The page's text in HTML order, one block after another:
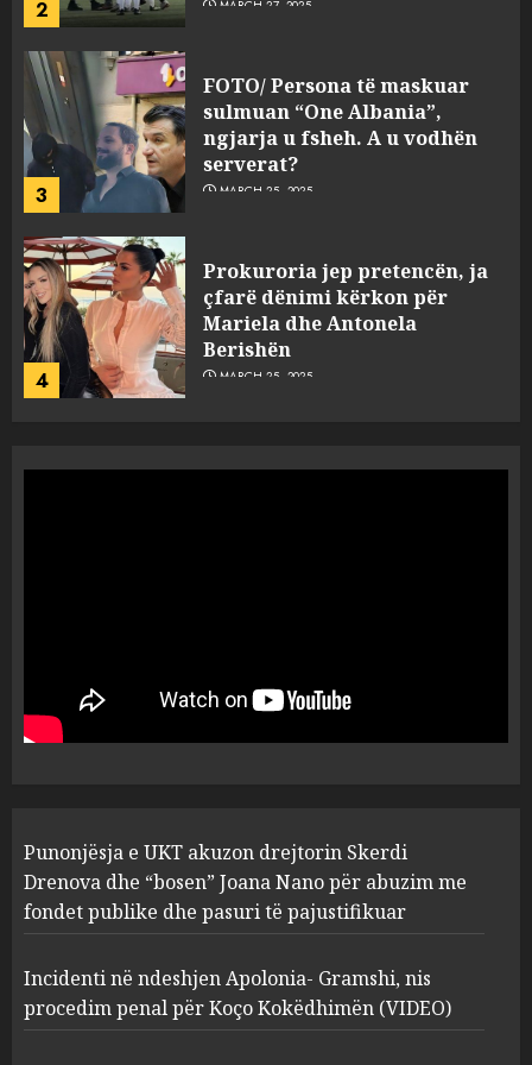
2 MARCH 27, 2025
3
FOTO/ Persona të maskuar
sulmuan “One Albania”,
ngjarja u fsheh. A u vodhën
serverat?
MARCH 25, 2025
4
Prokuroria jep pretencën, ja
çfarë dënimi kërkon për
Mariela dhe Antonela
Berishën
MARCH 25, 2025
1
“bosen” Joana Nano për
abuzim me fondet publike dhe
pasuri të pajustifikuar
2
Apolonia- Gramshi, nis
procedim penal për Koço
Kokëdhimën (VIDEO)
MARCH 27, 2025
FOTO/ Persona të maskuar
sulmuan “One Albania”,
Punonjësja e UKT akuzon drejtorin Skerdi
Drenova dhe “bosen” Joana Nano për abuzim me
fondet publike dhe pasuri të pajustifikuar
Incidenti në ndeshjen Apolonia- Gramshi, nis
procedim penal për Koço Kokëdhimën (VIDEO)